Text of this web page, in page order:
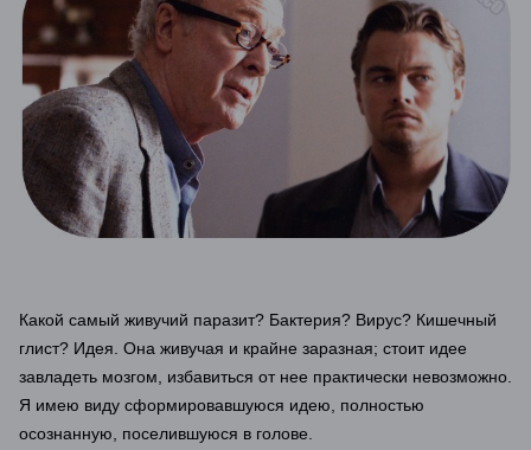
Какой самый живучий паразит? Бактерия? Вирус? Кишечный
глист? Идея. Она живучая и крайне заразная; стоит идее
завладеть мозгом, избавиться от нее практически невозможно.
Я имею виду сформировавшуюся идею, полностью
осознанную, поселившуюся в голове.